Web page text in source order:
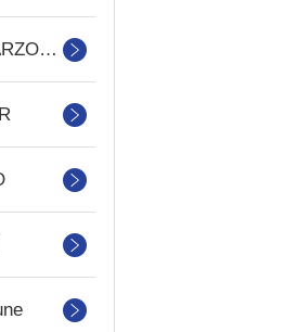
意大利马祖奇MARZOCCHI